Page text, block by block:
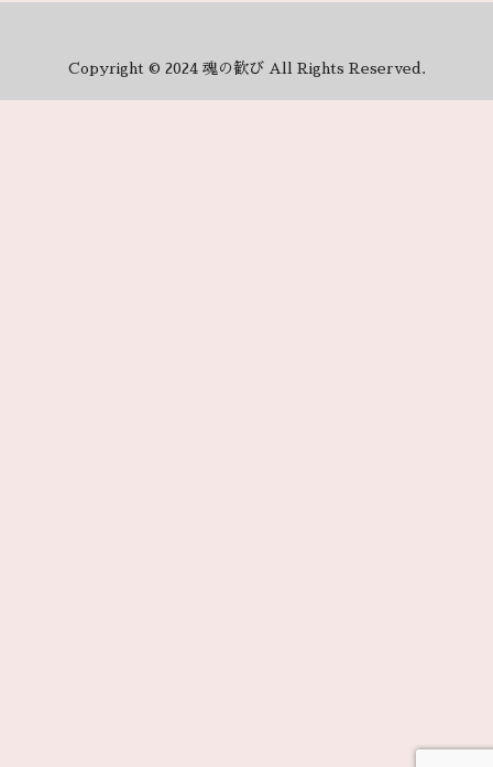
Copyright © 2024 魂の歓び All Rights Reserved.